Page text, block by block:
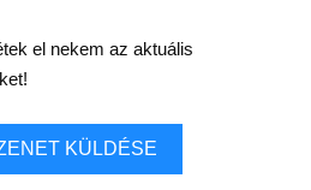
el nekem az aktuális
KÜLDÉSE